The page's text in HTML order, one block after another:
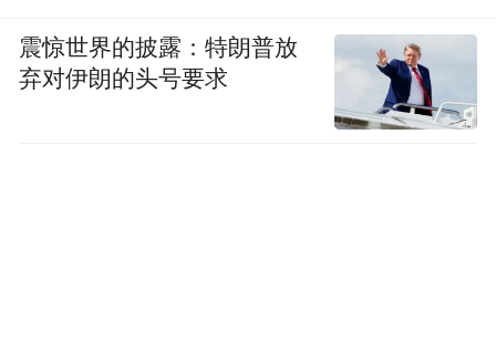
震惊世界的披露：特朗普放
弃对伊朗的头号要求